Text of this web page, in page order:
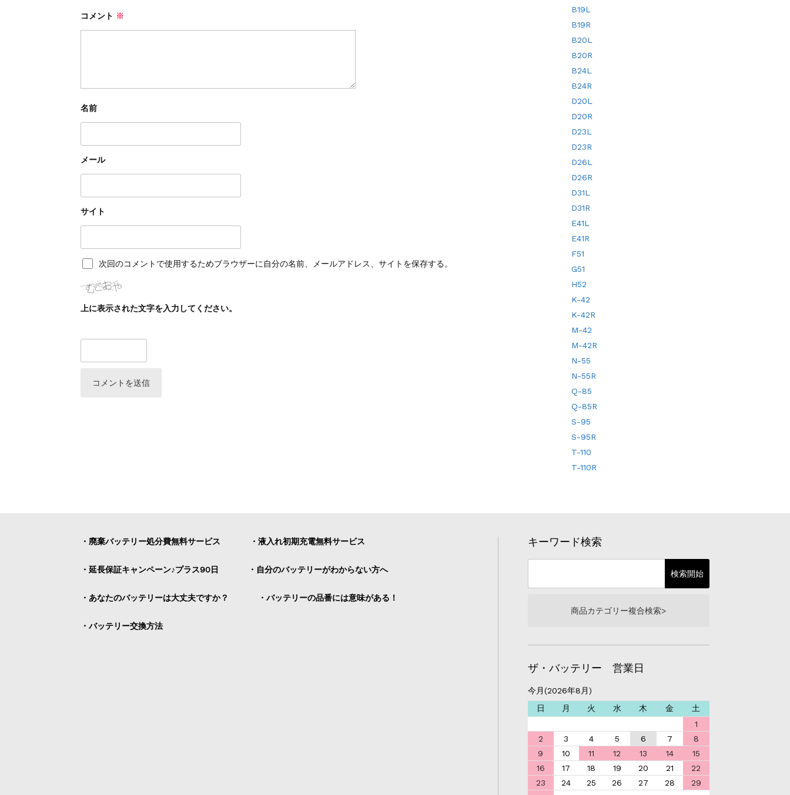
コメント ※
名前
メール
サイト
次回のコメントで使用するためブラウザーに自分の名前、メールアドレス、サイトを保存する。
上に表示された文字を入力してください。
B19L
B19R
B20L
B20R
B24L
B24R
D20L
D20R
D23L
D23R
D26L
D26R
D31L
D31R
E41L
E41R
F51
G51
H52
K-42
K-42R
M-42
M-42R
N-55
N-55R
Q-85
Q-85R
S-95
S-95R
T-110
T-110R
キーワード検索
商品カテゴリー複合検索>
ザ・バッテリー 営業日
今月(2026年8月)
日
月 火 水 木 金
土
1
2
3 4 5 6 7
8
9
10 11 12 13 14
15
16
17 18 19 20 21
22
23
24 25 26 27 28
29
・廃棄バッテリー処分費無料サービス ・液入れ初期充電無料サービス
・延長保証キャンペーン♪プラス90日 ・自分のバッテリーがわからない方へ
・あなたのバッテリーは大丈夫ですか？ ・バッテリーの品番には意味がある！
・バッテリー交換方法